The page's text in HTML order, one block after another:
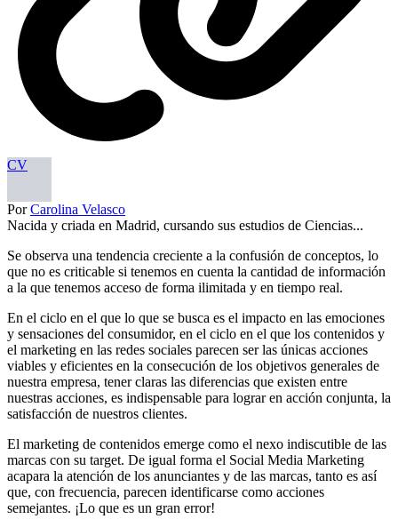
CV
PorCarolina Velasco
Nacida y criada en Madrid, cursando sus estudios de Ciencias...
Se observa una tendencia creciente a la confusión de conceptos, lo
que no es criticable si tenemos en cuenta la cantidad de información
a la que tenemos acceso de forma ilimitada y en tiempo real.
En el ciclo en el que lo que se busca es el impacto en las emociones
y sensaciones del consumidor, en el ciclo en el que los contenidos y
el marketing en las redes sociales parecen ser las únicas acciones
viables y eficientes en la consecución de los objetivos generales de
nuestra empresa, tener claras las diferencias que existen entre
nuestras acciones, es indispensable para lograr en acción conjunta, la
satisfacción de nuestros clientes.
El marketing de contenidos emerge como el nexo indiscutible de las
marcas con su target. De igual forma el Social Media Marketing
acapara la atención de los anunciantes y de las marcas, tanto es así
que, con frecuencia, parecen identificarse como acciones
semejantes. ¡Lo que es un gran error!